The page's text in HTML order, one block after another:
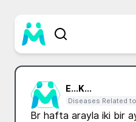
E...K...
Diseases Related
Br hafta arayla iki bir